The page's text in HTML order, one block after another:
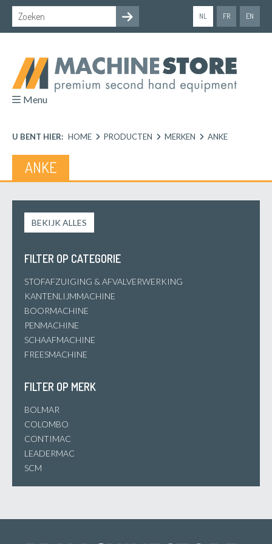
NL FR EN
Menu
U BENT HIER: HOME PRODUCTEN MERKEN ANKE
ANKE
BEKIJK ALLES
FILTER OP CATEGORIE
STOFAFZUIGING & AFVALVERWERKING
KANTENLIJMMACHINE
BOORMACHINE
PENMACHINE
SCHAAFMACHINE
FREESMACHINE
FILTER OP MERK
BOLMAR
COLOMBO
CONTIMAC
LEADERMAC
SCM